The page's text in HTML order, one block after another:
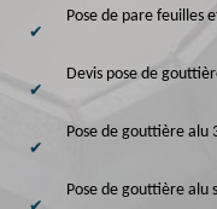
Pose de pare feuilles
Devis pose de
Pose de gouttière alu
Pose de gouttière alu